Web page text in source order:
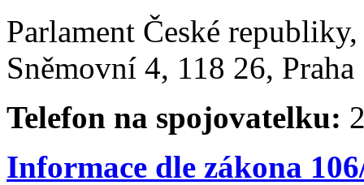
Parlament České
Sněmovní 4, 118 26,
Telefon na spojovatelku:
Informace dle zákona